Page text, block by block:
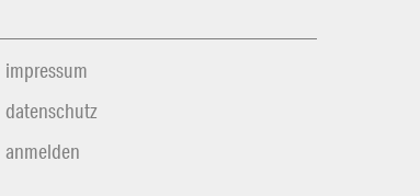
impressum
datenschutz
anmelden